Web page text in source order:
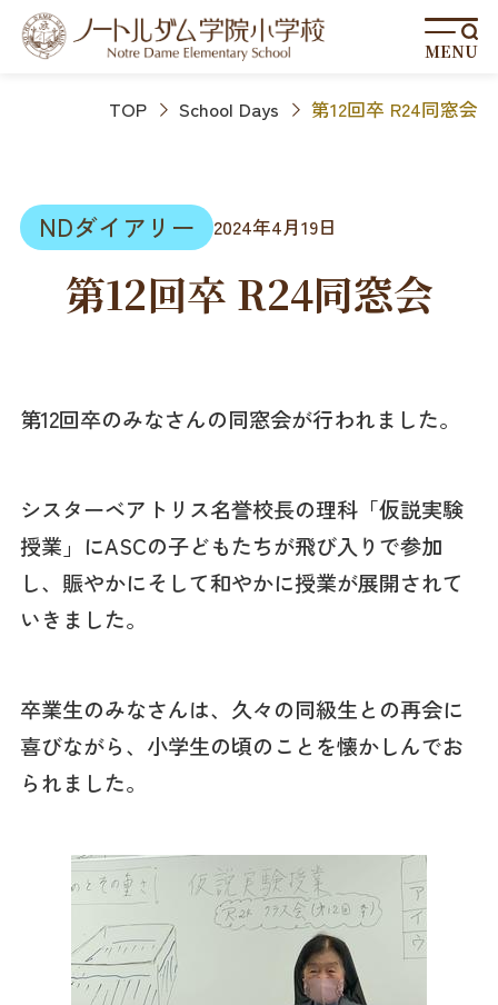
MENU
TOP School Days 第12回卒 R24同窓会
NDダイアリー 2024年4月19日
第12回卒 R24同窓会
第12回卒のみなさんの同窓会が行われました。
シスターベアトリス名誉校長の理科「仮説実験
授業」にASCの子どもたちが飛び入りで参加
し、賑やかにそして和やかに授業が展開されて
いきました。
卒業生のみなさんは、久々の同級生との再会に
喜びながら、小学生の頃のことを懐かしんでお
られました。